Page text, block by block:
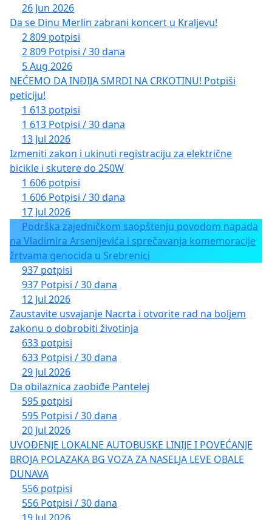
26 Jun 2026
Da se Dinu Merlin zabrani koncert u Kraljevu!
2 809 potpisi
2 809 Potpisi / 30 dana
5 Aug 2026
NEĆEMO DA INĐIJA SMRDI NA CRKOTINU! Potpiši
peticiju!
1 613 potpisi
1 613 Potpisi / 30 dana
13 Jul 2026
Izmeniti zakon i ukinuti registraciju za električne
bicikle i skutere do 250W
1 606 potpisi
1 606 Potpisi / 30 dana
17 Jul 2026
Podrška zajedničkom saopštenju povodom napada
na Vladimira Arsenijevića i sprečavanja komemoracije
žrtvama genocida u Srebrenici
937 potpisi
937 Potpisi / 30 dana
12 Jul 2026
Zaustavite usvajanje Nacrta i otvorite rad na boljem
zakonu o dobrobiti životinja
633 potpisi
633 Potpisi / 30 dana
29 Jul 2026
Da obilaznica zaobiđe Pantelej
595 potpisi
595 Potpisi / 30 dana
20 Jul 2026
UVOĐENJE LOKALNE AUTOBUSKE LINIJE I POVEĆANJE
BROJA POLAZAKA BG VOZA ZA NASELJA LEVE OBALE
DUNAVA
556 potpisi
556 Potpisi / 30 dana